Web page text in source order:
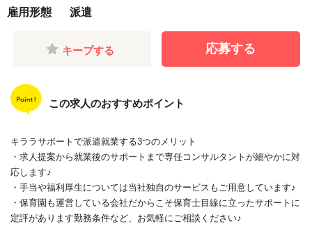
雇用形態
派遣
キープする 応募する
この求人のおすすめポイント
キララサポートで派遣就業する3つのメリット
・求人提案から就業後のサポートまで専任コンサルタントが細やかに対
応します♪
・手当や福利厚生については当社独自のサービスもご用意しています♪
・保育園も運営している会社だからこそ保育士目線に立ったサポートに
定評があります勤務条件など、お気軽にご相談ください♪